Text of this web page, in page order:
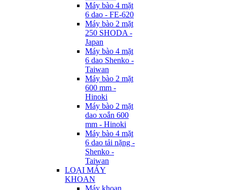
Máy bào 4 mặt
6 dao - FE-620
Máy bào 2 mặt
250 SHODA -
Japan
Máy bào 4 mặt
6 dao Shenko -
Taiwan
Máy bào 2 mặt
600 mm -
Hinoki
Máy bào 2 mặt
dao xoắn 600
mm - Hinoki
Máy bào 4 mặt
6 dao tải nặng -
Shenko -
Taiwan
LOẠI MÁY
KHOAN
Máy khoan